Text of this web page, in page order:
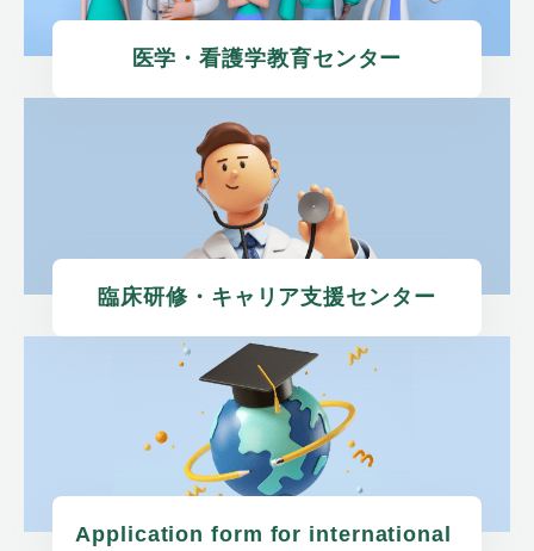
医学・看護学教育センター
臨床研修・キャリア支援センター
Application form for international